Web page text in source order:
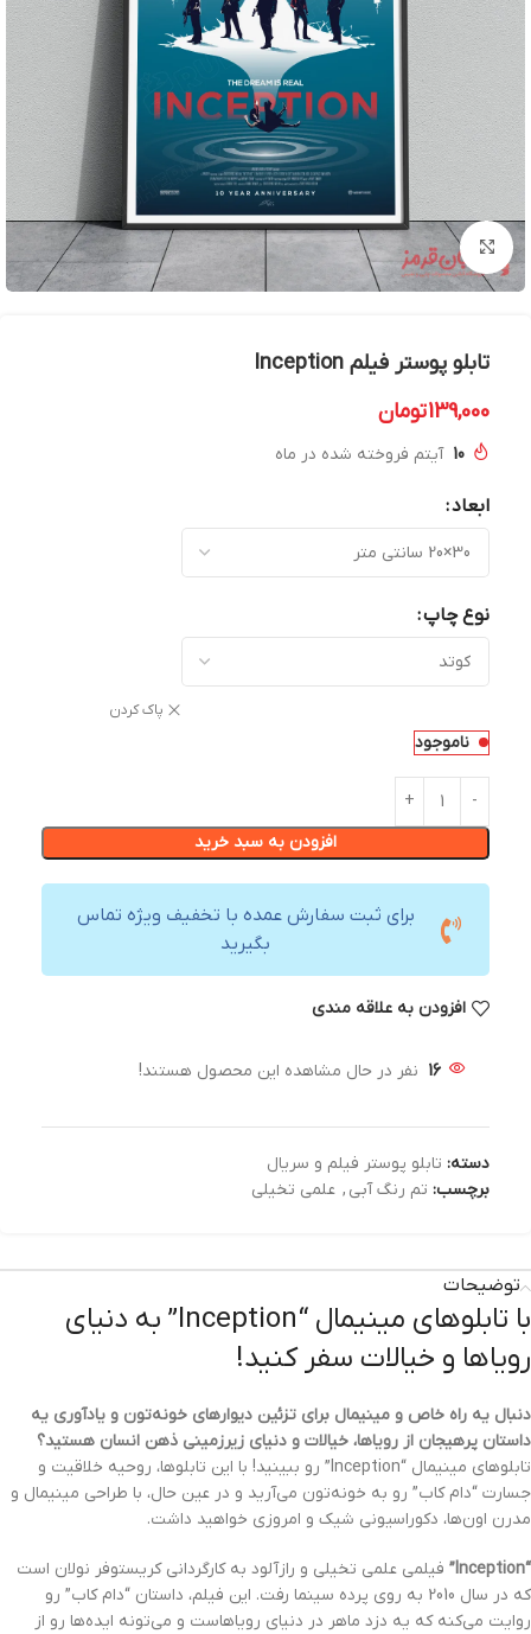
بزرگنمایی تصویر
تابلو پوستر فیلم Inception
139,000تومان
10 آیتم فروخته شده در ماه
ابعاد
نوع چاپ
پاک کردن
ناموجود
افزودن به سبد خرید
برای ثبت سفارش عمده با تخفیف ویژه تماس
بگیرید
افزودن به علاقه مندی
16 نفر در حال مشاهده این محصول هستند!
دسته: تابلو پوستر فیلم و سریال
برچسب: تم رنگ آبی , علمی تخیلی
توضیحات
با تابلوهای مینیمال “Inception” به دنیای
رویاها و خیالات سفر کنید!
دنبال یه راه خاص و مینیمال برای تزئین دیوارهای خونه‌تون و یادآوری یه
داستان پرهیجان از رویاها، خیالات و دنیای زیرزمینی ذهن انسان هستید؟
تابلوهای مینیمال “Inception” رو ببینید!
با این تابلوها، روحیه خلاقیت و
جسارت “دام کاب” رو به خونه‌تون می‌آرید و در عین حال، با طراحی مینیمال و
مدرن اون‌ها، دکوراسیونی شیک و امروزی خواهید داشت.
“Inception”
فیلمی علمی تخیلی و رازآلود به کارگردانی کریستوفر نولان است
که در سال 2010 به روی پرده سینما رفت.
این فیلم، داستان “دام کاب” رو
روایت می‌کنه که یه دزد ماهر در دنیای رویاهاست و می‌تونه ایده‌ها رو از